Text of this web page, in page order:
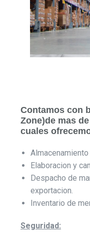
Contamos con
Zone)de mas
cuales
Elaboracion y
Despacho de
exportacion.
Inventario de
Seguridad: